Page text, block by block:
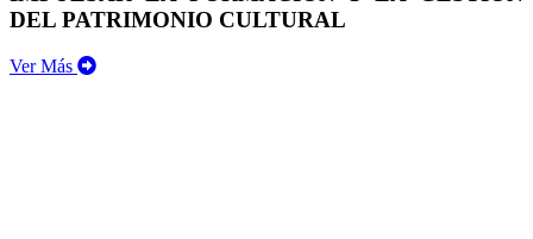
DEL PATRIMONIO CULTURAL
Ver Más